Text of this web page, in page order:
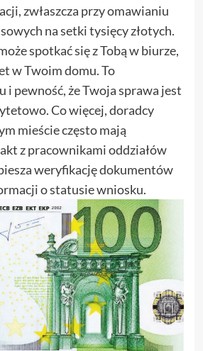
zwłaszcza przy omawianiu
na setki tysięcy złotych.
spotkać się z Tobą w biurze,
w Twoim domu. To
i pewność, że Twoja sprawa jest
Co więcej, doradcy
mieście często mają
z pracownikami oddziałów
weryfikację dokumentów
o statusie wniosku.